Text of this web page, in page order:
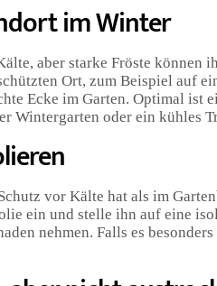
im Winter
aber starke Fröste können
Ort, zum Beispiel auf
Ecke im Garten. Optimal ist
Wintergarten oder ein kühles
vor Kälte hat als im
ein und stelle ihn auf eine
nehmen. Falls es